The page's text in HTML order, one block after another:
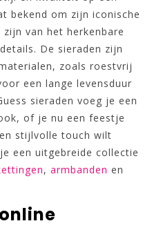
bekend om zijn iconische
van het herkenbare
De sieraden zijn
zoals roestvrij
een lange levensduur
sieraden voeg je een
of je nu een feestje
stijlvolle touch wilt
een uitgebreide collectie
, armbanden en